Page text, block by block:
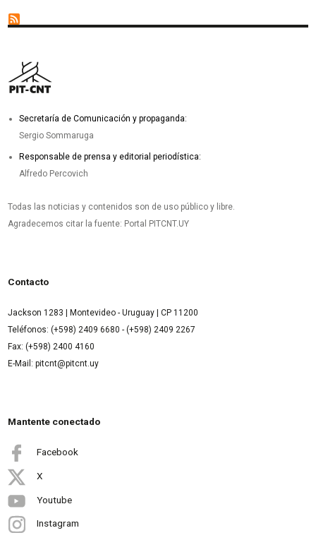
Secretaría de Comunicación y propaganda:
Sergio Sommaruga
Responsable de prensa y editorial periodística:
Alfredo Percovich
Todas las noticias y contenidos son de uso público y libre.
Agradecemos citar la fuente: Portal PITCNT.UY
Contacto
Jackson 1283 | Montevideo - Uruguay | CP 11200
Teléfonos: (+598) 2409 6680 - (+598) 2409 2267
Fax: (+598) 2400 4160
E-Mail: pitcnt@pitcnt.uy
Mantente conectado
Facebook
X
Youtube
Instagram